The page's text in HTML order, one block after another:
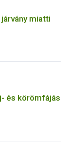
miatti
és körömfájás